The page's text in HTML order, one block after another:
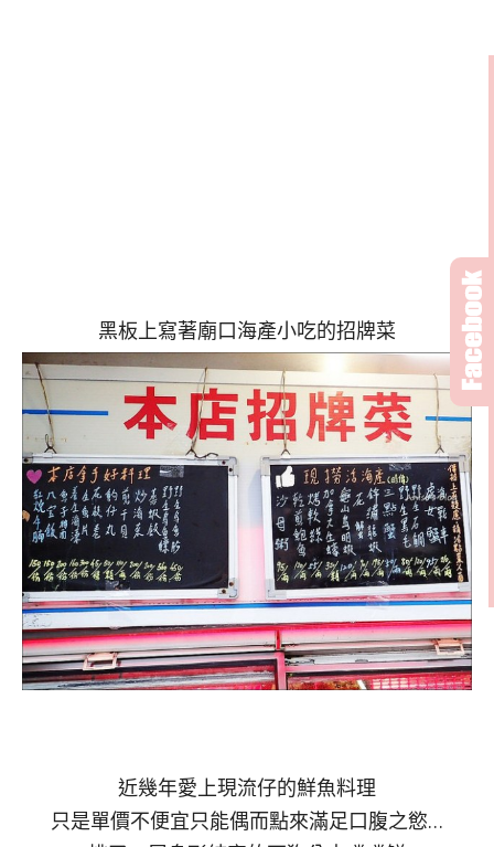
黑板上寫著廟口海產小吃的招牌菜
近幾年愛上現流仔的鮮魚料理
只是單價不便宜只能偶而點來滿足口腹之慾…